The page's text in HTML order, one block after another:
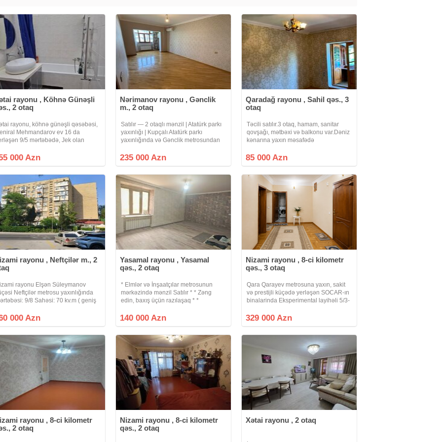
кв.м.)
с хорошим
раздельные. Пол
Вода. Во дворе есть
и престижный район с
и разветвленная
школа, детский
автобусные остановки,
rayonu , Köhnə Günəşli
2 otaq
rayonu, köhnə günəşli qəsəbəsi,
Mehmandarov ev 16 da
9/5 mərtəbədə, Jek olan
olunub, su çəni var, əşyalar
000 Azn
Nərimanov rayonu , Gənclik
m., 2 otaq
Satılır — 2 otaqlı mənzil | Atatürk parkı
yaxınlığı | Kupçalı Atatürk parkı
yaxınlığında və Gənclik metrosundan
Leninqrad layihəli 2 otaqlı mənzil
235 000 Azn
Qaradağ rayonu , Sahil qəs., 3
otaq
Təcili satılır.3 otaq, hamam, sanitar
qovşağı, mətbəxi və balkonu var.Dəniz
kənarına yaxın məsafədə
yığmaq üçün tikili ərazisi var.Avtobus
85 000 Azn
rayonu , Neftçilər m., 2
rayonu Elşən Süleymanov
Neftçilər metrosu yaxınlığında
9/8 Sahəsi: 70 kv.m ( geniş
( daş bina) Neftçilər metrosu 220
000 Azn
Yasamal rayonu , Yasamal
qəs., 2 otaq
* Elmlər və İnşaatçılar metrosunun
mərkəzində mənzil Satılır * * Zəng
edin, baxış üçün razılaşaq * *
şəffaf şəkildə aparılır * * Binanın tipi :
140 000 Azn
Nizami rayonu , 8-ci kilometr
qəs., 3 otaq
Qara Qarayev metrosuna yaxın, sakit
və prestijli küçədə yerləşən SOCAR-ın
binalarinda Eksperimental layihəli 5/3-
sahəyə malik mənzil satılır. Bina çox
329 000 Azn
rayonu , 8-ci kilometr
2 otaq
Nizami rayonu , 8-ci kilometr
qəs., 2 otaq
Xətai rayonu , 2 otaq